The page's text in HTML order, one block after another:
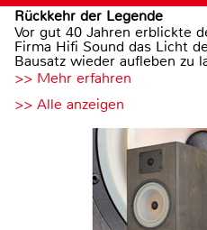
Rückkehr der Legende
Vor gut 40 Jahren erblickte
Firma Hifi Sound das Licht
Bausatz wieder aufleben zu
>> Mehr erfahren
>> Alle anzeigen